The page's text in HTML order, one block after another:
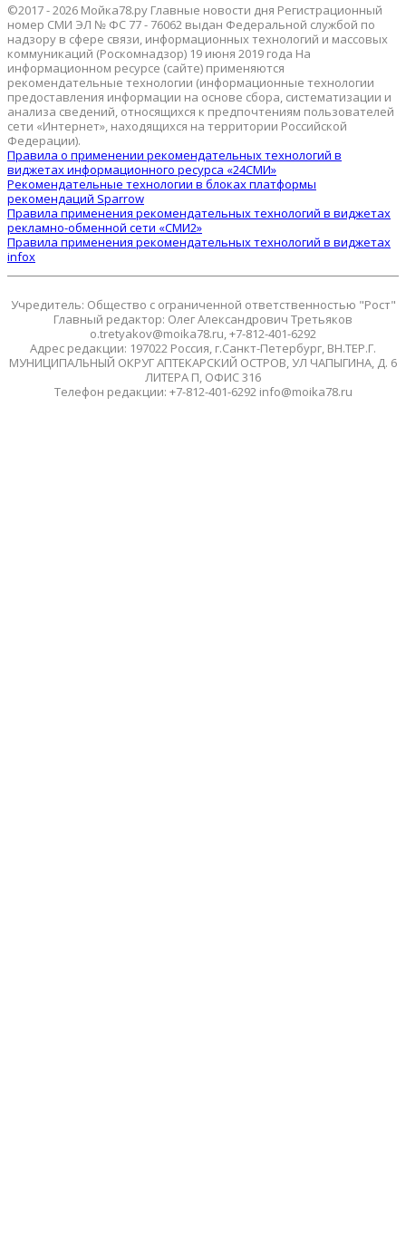
©2017 - 2026 Мойка78.ру Главные новости дня Регистрационный
номер СМИ ЭЛ № ФС 77 - 76062 выдан Федеральной службой по
надзору в сфере связи, информационных технологий и массовых
коммуникаций (Роскомнадзор) 19 июня 2019 года На
информационном ресурсе (сайте) применяются
рекомендательные технологии (информационные технологии
предоставления информации на основе сбора, систематизации и
анализа сведений, относящихся к предпочтениям пользователей
сети «Интернет», находящихся на территории Российской
Федерации).
Правила о применении рекомендательных технологий в
виджетах информационного ресурса «24СМИ»
Рекомендательные технологии в блоках платформы
рекомендаций Sparrow
Правила применения рекомендательных технологий в виджетах
рекламно-обменной сети «СМИ2»
Правила применения рекомендательных технологий в виджетах
infox
Учредитель: Общество с ограниченной ответственностью "Рост"
Главный редактор: Олег Александрович Третьяков
o.tretyakov@moika78.ru, +7-812-401-6292
Адрес редакции: 197022 Россия, г.Санкт-Петербург, ВН.ТЕР.Г.
МУНИЦИПАЛЬНЫЙ ОКРУГ АПТЕКАРСКИЙ ОСТРОВ, УЛ ЧАПЫГИНА, Д. 6
ЛИТЕРА П, ОФИС 316
Телефон редакции: +7-812-401-6292 info@moika78.ru